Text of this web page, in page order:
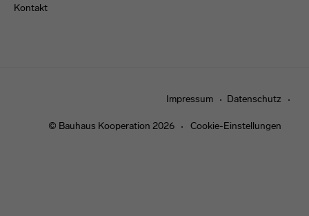
Kontakt
Impressum Datenschutz
© Bauhaus Kooperation 2026 Cookie-Einstellungen